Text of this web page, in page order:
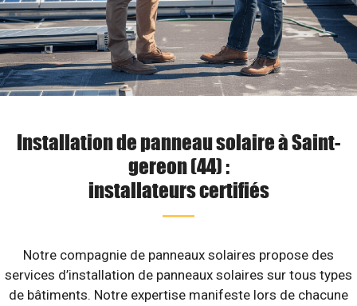
Installation de panneau solaire à Saint-
gereon (44) :
installateurs certifiés
Notre compagnie de panneaux solaires propose des
services d’installation de panneaux solaires sur tous types
de bâtiments. Notre expertise manifeste lors de chacune